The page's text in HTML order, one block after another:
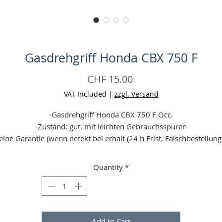
Gasdrehgriff Honda CBX 750 F
CHF 15.00Price
VAT Included | zzgl. Versand
-Gasdrehgriff Honda CBX 750 F Occ.
-Zustand: gut, mit leichten Gebrauchsspuren
Garantie (wenn defekt bei erhalt (24 h Frist,
-Angaben ohne Gewähr
-Aufgrund einer Preiserhöhung unseres Versandpartners sind wir
gezwungen die Versandpreise um jeweils 1 - 5 CHF zu erhöhen.
Vielen Dank für Ihr Verständnis!
Quantity *